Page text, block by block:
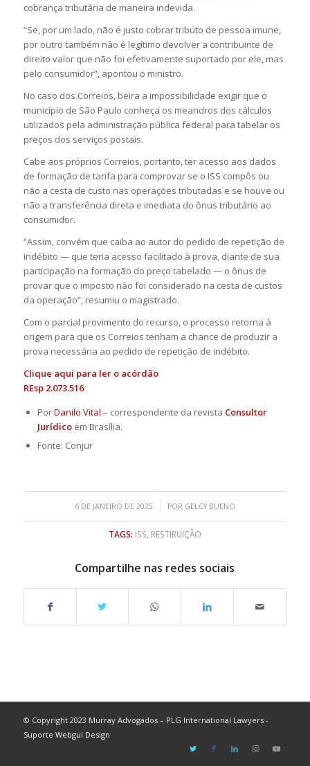
cobrança tributária de maneira indevida.
“Se, por um lado, não é justo cobrar tributo de pessoa imune,
por outro também não é legítimo devolver a contribuinte de
direito valor que não foi efetivamente suportado por ele, mas
pelo consumidor”, apontou o ministro.
No caso dos Correios, beira a impossibilidade exigir que o
município de São Paulo conheça os meandros dos cálculos
utilizados pela administração pública federal para tabelar os
preços dos serviços postais.
Cabe aos próprios Correios, portanto, ter acesso aos dados
de formação de tarifa para comprovar se o ISS compôs ou
não a cesta de custo nas operações tributadas e se houve ou
não a transferência direta e imediata do ônus tributário ao
consumidor.
“Assim, convém que caiba ao autor do pedido de repetição de
indébito — que teria acesso facilitado à prova, diante de sua
participação na formação do preço tabelado — o ônus de
provar que o imposto não foi considerado na cesta de custos
da operação”, resumiu o magistrado.
Com o parcial provimento do recurso, o processo retorna à
origem para que os Correios tenham a chance de produzir a
prova necessária ao pedido de repetição de indébito.
Clique aqui para ler o acórdão
REsp 2.073.516
PorDanilo Vital – correspondente da revista Consultor
Jurídicoem Brasília.
Fonte: Conjur
6 DE JANEIRO DE 2025
/ POR GELCY BUENO
TAGS: ISS RESTIRUIÇÃO
Compartilhe nas redes sociais
© Copyright 2023 Murray Advogados – PLG International Lawyers -
Suporte Webgui Design